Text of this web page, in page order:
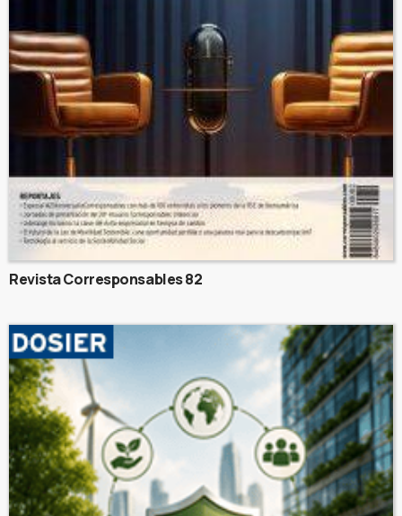
Revista Corresponsables 82